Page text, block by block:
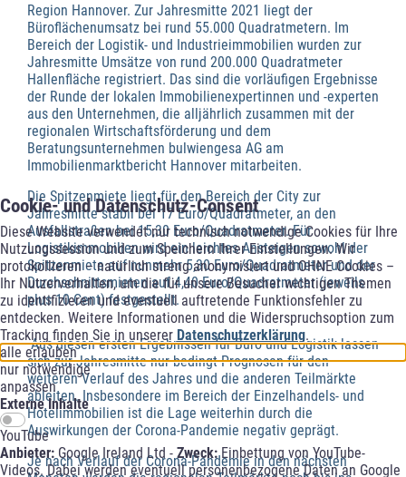
Cookie- und Datenschutz-Consent
Diese Website verwendet nur technisch notwendige Cookies für Ihre
Nutzungssession und zum Speichern Ihrer Einstellungen. Wir
protokollieren – natürlich streng anonymisiert und OHNE Cookies –
Ihr Nutzerverhalten, um die für unsere Besucher wichtigen Themen
zu identifizieren und eventuell auftretende Funktionsfehler zu
entdecken. Weitere Informationen und die Widerspruchsoption zum
Tracking finden Sie in unserer Datenschutzerklärung.
alle erlauben
nur notwendige
anpassen
Externe Inhalte
YouTube
Anbieter: Google Ireland Ltd - Zweck:Einbettung von YouTube-
Videos. Dabei werden eventuell personenbezogene Daten an Google
Region Hannover. Zur Jahresmitte 2021 liegt der
Büroflächenumsatz bei rund 55.000 Quadratmetern. Im
Bereich der Logistik- und Industrieimmobilien wurden zur
Jahresmitte Umsätze von rund 200.000 Quadratmeter
Hallenfläche registriert. Das sind die vorläufigen Ergebnisse
der Runde der lokalen Immobilienexpertinnen und -experten
aus den Unternehmen, die alljährlich zusammen mit der
regionalen Wirtschaftsförderung und dem
Beratungsunternehmen bulwiengesa AG am
Immobilienmarktbericht Hannover mitarbeiten.
Die Spitzenmiete liegt für den Bereich der City zur
Jahresmitte stabil bei 17 Euro/Quadratmeter, an den
Ausfallstraßen bei 15,30 Euro/Quadratmeter. Für
Logistikimmobilien wird ein leichtes Ansteigen sowohl der
Spitzenmiete auf nunmehr 5,30 Euro/Quadratmeter und der
Durchschnittsmieten auf 4,40 Euro/Quadratmeter (jeweils
plus 10 Cent) festgestellt.
Aus diesen ersten Ergebnissen für Büro und Logistik lassen
sich zur Jahresmitte nur bedingt Prognosen für den
weiteren Verlauf des Jahres und die anderen Teilmärkte
ableiten. Insbesondere im Bereich der Einzelhandels- und
Hotelimmobilien ist die Lage weiterhin durch die
Auswirkungen der Corona-Pandemie negativ geprägt.
Je nach Verlauf der Corona-Pandemie in den nächsten